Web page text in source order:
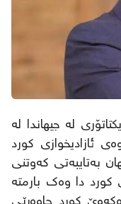
لە جیهاندا لە
ئازادیخوازی کورد
بەتایبەتی کەوتنی
کورد دا وەک بارمتە